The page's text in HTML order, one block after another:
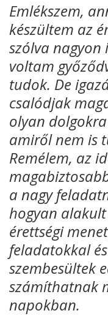
Emlékszem,
készültem az
szólva nagyon
voltam
tudok. De
csalódjak
olyan
amiről nem is
Remélem, az
a nagy
hogyan
érettségi
feladatokkal
szembesültek
számíthatnak
napokban.